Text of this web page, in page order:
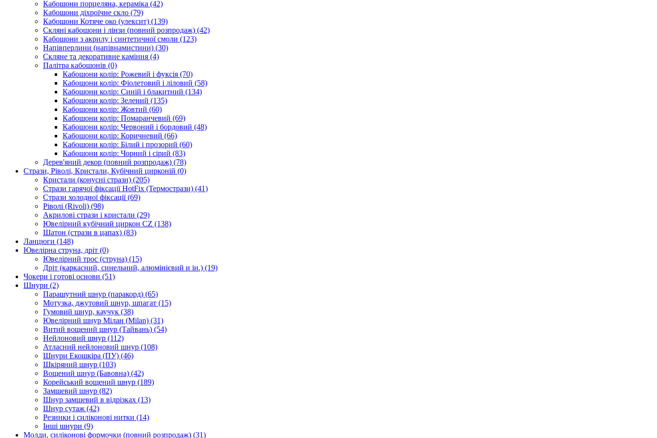
Кабошони порцеляна, кераміка (42)
Кабошони діхроїчне скло (79)
Кабошони Котяче око (улексит) (139)
Скляні кабошони і лінзи (повний розпродаж) (42)
Кабошони з акрилу і синтетичної смоли (123)
Напівперлини (напівнамистини) (30)
Скляне та декоративне каміння (4)
Палітра кабошонів (0)
Кабошони колір: Рожевий і фуксія (70)
Кабошони колір: Фіолетовий і ліловий (58)
Кабошони колір: Синій і блакитний (134)
Кабошони колір: Зелений (135)
Кабошони колір: Жовтий (60)
Кабошони колір: Помаранчевий (69)
Кабошони колір: Червоний і бордовий (48)
Кабошони колір: Коричневий (66)
Кабошони колір: Білий і прозорий (60)
Кабошони колір: Чорний і сірий (83)
Дерев'яний декор (повний розпродаж) (78)
Стрази, Ріволі, Кристали, Кубічний цирконій (0)
Кристали (конусні стрази) (205)
Стрази гарячої фіксації HotFix (Термострази) (41)
Стрази холодної фіксації(69)
Ріволі (Rivoli) (98)
Акрилові стрази і кристали (29)
Ювелірний кубічний циркон CZ (138)
Шатон (стрази в цапах) (83)
Ланцюги (148)
Ювелірна струна, дріт (0)
Ювелірний трос (струна) (15)
Дріт (каркасний, синельний, алюмінієвий и ін.) (19)
Чокери і готові основи (51)
Шнури (2)
Парашутний шнур (паракорд) (65)
Мотузка, джутовий шнур, шпагат (15)
Гумовий шнур, каучук (38)
Ювелірний шнур Мілан (Milan) (31)
Витий вощений шнур (Тайвань) (54)
Нейлоновий шнур (112)
Атласний нейлоновий шнур (108)
Шнури Екошкіра (ПУ) (46)
Шкіряний шнур (103)
Вощений шнур (Бавовна) (42)
Корейський вощений шнур (189)
Замшевий шнур (82)
Шнур замшевий в відрізках (13)
Шнур сутаж (42)
Резинки і силіконові нитки (14)
Інші шнури (9)
Молди, силіконові формочки (повний розпродаж) (31)